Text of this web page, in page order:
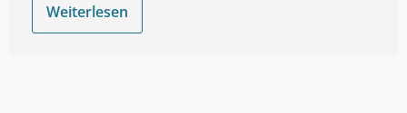
Weiterlesen